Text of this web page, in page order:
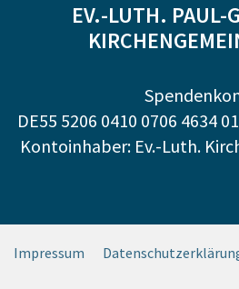
EV.-LUTH. PAUL-
DE55 5206 0410 0706 4634
Kontoinhaber: Ev.-Luth.
Impressum